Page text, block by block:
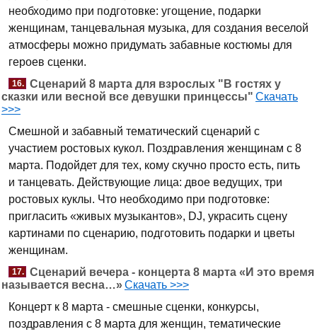
необходимо при подготовке: угощение, подарки
женщинам, танцевальная музыка, для создания веселой
атмосферы можно придумать забавные костюмы для
героев сценки.
16. Сценарий 8 марта для взрослых "В гостях у
сказки или весной все девушки принцессы" Скачать
>>>
Смешной и забавный тематический сценарий с
участием ростовых кукол. Поздравления женщинам с 8
марта. Подойдет для тех, кому скучно просто есть, пить
и танцевать. Действующие лица: двое ведущих, три
ростовых куклы. Что необходимо при подготовке:
пригласить «живых музыкантов», DJ, украсить сцену
картинами по сценарию, подготовить подарки и цветы
женщинам.
17. Сценарий вечера - концерта 8 марта «И это время
называется весна…»Скачать >>>
Концерт к 8 марта - смешные сценки, конкурсы,
поздравления с 8 марта для женщин, тематические